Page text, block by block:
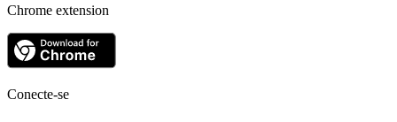
Chrome extension
Conecte-se